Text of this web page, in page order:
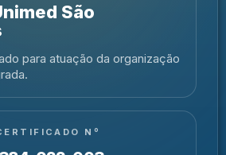
São
para atuação da organização
Nº